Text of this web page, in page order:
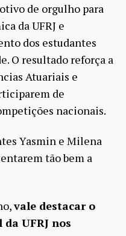
de orgulho para
da UFRJ e
dos estudantes
O resultado reforça a
Atuariais e
de
nacionais.
Yasmin e Milena
tão bem a
vale destacar o
UFRJ nos